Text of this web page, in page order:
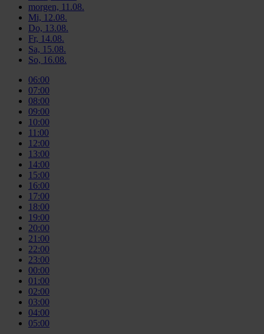
morgen, 11.08.
Mi, 12.08.
Do, 13.08.
Fr, 14.08.
Sa, 15.08.
So, 16.08.
06:00
07:00
08:00
09:00
10:00
11:00
12:00
13:00
14:00
15:00
16:00
17:00
18:00
19:00
20:00
21:00
22:00
23:00
00:00
01:00
02:00
03:00
04:00
05:00